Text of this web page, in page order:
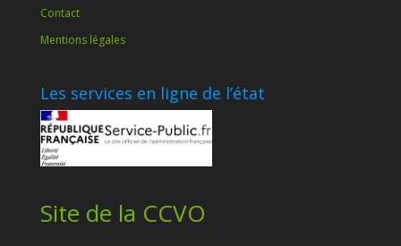
Contact
Mentions légales
Les services en ligne de l’état
Site de la CCVO